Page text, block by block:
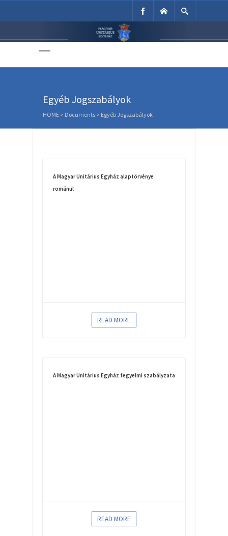
Unitárius Egyház
Egyéb Jogszabályok
HOME > Documents > Egyéb Jogszabályok
A Magyar Unitárius Egyház alaptörvénye
románul
READ MORE
A Magyar Unitárius Egyház fegyelmi szabályzata
READ MORE